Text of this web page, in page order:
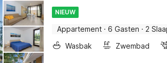
NIEUW
Appartement · 6 Gasten · 2
Wasbak
Zwembad